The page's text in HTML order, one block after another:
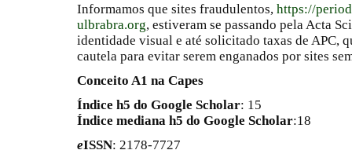
Informamos que sites fraudulentos, https://
ulbrabra.org, estiveram se passando pela Acta
identidade visual e até solicitado taxas de APC,
cautela para evitar serem enganados por sites
Conceito A1 na Capes
Índice h5 do Google Scholar: 15
Índice mediana h5 do Google Scholar:18
eISSN: 2178-7727